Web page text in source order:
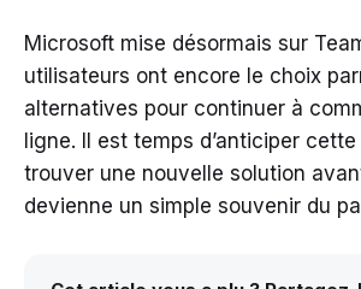
Microsoft mise désormais sur
utilisateurs ont encore le choix
alternatives pour continuer à
ligne. Il est temps d’anticiper
trouver une nouvelle solution
devienne un simple souvenir du